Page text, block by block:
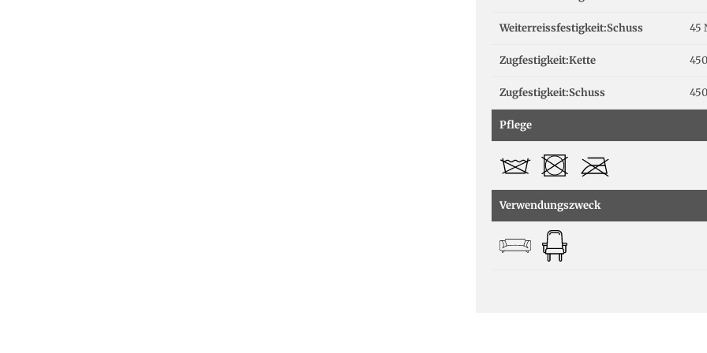
Weiterreissfestigkeit:Schuss 45
Zugfestigkeit:Kette
Zugfestigkeit:Schuss
Pflege
Verwendungszweck